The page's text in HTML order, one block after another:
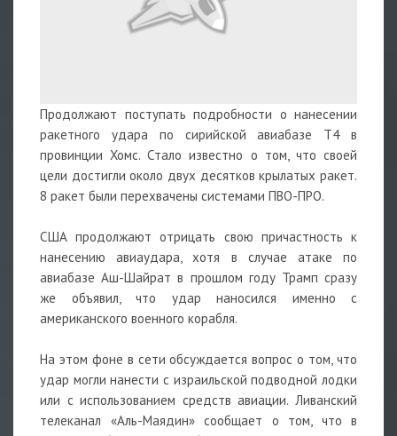
Продолжают поступать подробности о нанесении
ракетного удара по сирийской авиабазе T4 в
провинции Хомс. Стало известно о том, что своей
цели достигли около двух десятков крылатых ракет.
8 ракет были перехвачены системами ПВО-ПРО.
США продолжают отрицать свою причастность к
нанесению авиаудара, хотя в случае атаке по
авиабазе Аш-Шайрат в прошлом году Трамп сразу
же объявил, что удар наносился именно с
американского военного корабля.
На этом фоне в сети обсуждается вопрос о том, что
удар могли нанести с израильской подводной лодки
или с использованием средств авиации. Ливанский
телеканал «Аль-Маядин» сообщает о том, что в